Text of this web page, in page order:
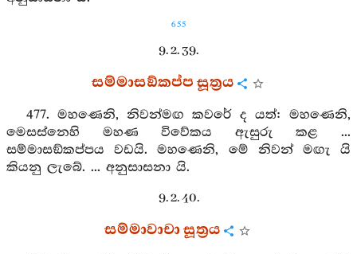
655
9. 2. 39.
සම්මාසඞ්කප්ප සූත්‍රය
477. මහණෙනි, නිවන්මඟ කවරේ ද යත්: මහණෙනි,
මෙසස්නෙහි මහණ විවේකය ඇසුරු කළ ...
සම්මාසඞ්කප්පය වඩයි. මහණෙනි, මේ නිවන් මඟැ යි
කියනු ලැබේ. ... අනුසාසනා යි.
9. 2. 40.
සම්මාවාචා සූත්‍රය